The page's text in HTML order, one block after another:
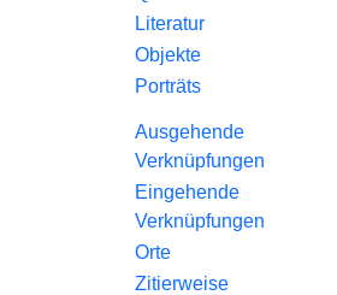
Literatur
Objekte
Porträts
Ausgehende
Verknüpfungen
Eingehende
Verknüpfungen
Orte
Zitierweise